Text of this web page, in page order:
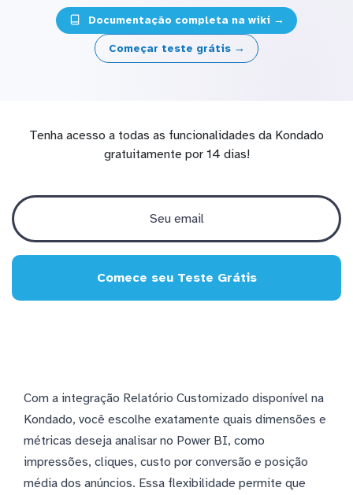
Documentação completa na wiki →
Começar teste grátis →
Tenha acesso a todas as funcionalidades da Kondado
gratuitamente por 14 dias!
Comece seu Teste Grátis
Com a integração Relatório Customizado disponível na
Kondado, você escolhe exatamente quais dimensões e
métricas deseja analisar no Power BI, como
impressões, cliques, custo por conversão e posição
média dos anúncios. Essa flexibilidade permite que